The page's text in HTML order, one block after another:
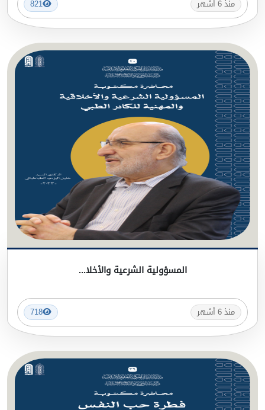
منذ 6 أشهر 821
المسؤولية الشرعية والأخلا...
منذ 6 أشهر 718